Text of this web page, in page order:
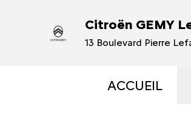
Citroën GEMY
13 Boulevard Pierre
ACCUEIL